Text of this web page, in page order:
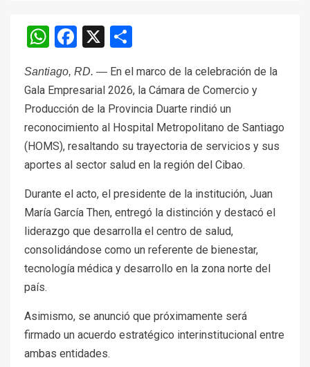
WhatsApp
Facebook
X
Santiago, RD. — En el marco de la celebración de la
Gala Empresarial 2026, la Cámara de Comercio y
Producción de la Provincia Duarte rindió un
reconocimiento al Hospital Metropolitano de Santiago
(HOMS), resaltando su trayectoria de servicios y sus
aportes al sector salud en la región del Cibao.
Durante el acto, el presidente de la institución, Juan
María García Then, entregó la distinción y destacó el
liderazgo que desarrolla el centro de salud,
consolidándose como un referente de bienestar,
tecnología médica y desarrollo en la zona norte del
país.
Asimismo, se anunció que próximamente será
firmado un acuerdo estratégico interinstitucional entre
ambas entidades.